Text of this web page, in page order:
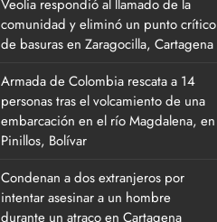
Veolia respondió al llamado de la
comunidad y eliminó un punto crítico
de basuras en Zaragocilla, Cartagena
Armada de Colombia rescata a 14
personas tras el volcamiento de una
embarcación en el río Magdalena, en
Pinillos, Bolívar
Condenan a dos extranjeros por
intentar asesinar a un hombre
durante un atraco en Cartagena